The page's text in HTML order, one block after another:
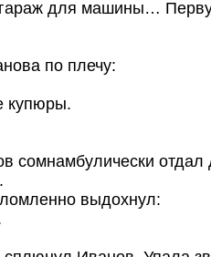
для машины…
по плечу:
купюры.
сомнамбулически отдал
выдохнул: